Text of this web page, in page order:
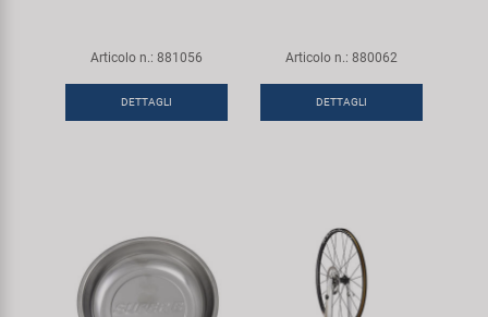
Articolo n.: 881056
DETTAGLI
Articolo n.: 880062
DETTAGLI